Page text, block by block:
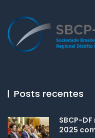
Posts recentes
SBCP-
2025